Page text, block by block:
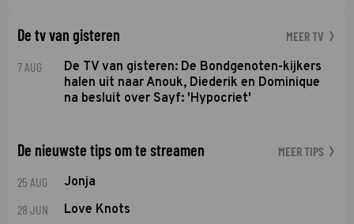
De tv van gisteren MEER TV
7 AUG
De TV van gisteren: De Bondgenoten-kijkers
halen uit naar Anouk, Diederik en Dominique
na besluit over Sayf: 'Hypocriet'
De nieuwste tips om te streamen MEER TIPS
25 AUG Jonja
28 JUN Love Knots